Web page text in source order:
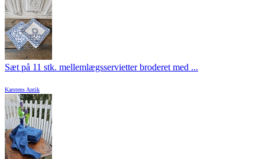
Sæt på 11 stk. mellemlægsservietter broderet med ...
Karstens Antik